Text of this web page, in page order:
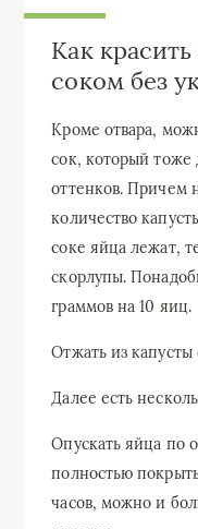
Как
соком без
Кроме отвара,
сок, который тоже
оттенков. Причем
количество
соке яйца лежат,
скорлупы.
граммов на 10 яиц.
Отжать из
Далее есть
Опускать яйца по
полностью
часов, можно и